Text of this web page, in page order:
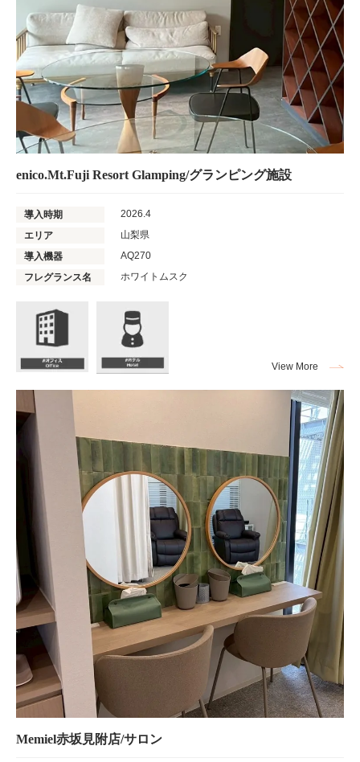
enico.Mt.Fuji Resort Glamping/グランピング施設
導入時期
2026.4
エリア
山梨県
導入機器
AQ270
フレグランス名
ホワイトムスク
View More
Memiel赤坂見附店/サロン